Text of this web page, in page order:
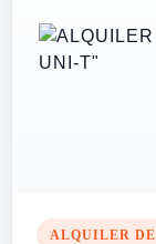
ALQUILER